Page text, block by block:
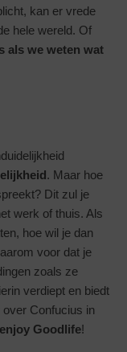
kan er vrede
hele wereld. Of
als we weten wat
. Maar hoe
Dit zul je
werk of thuis. Als
hoe wil je dan
voor dat je
zoals ze
verdiept en biedt
Confucius in
enjoy Goodlife!